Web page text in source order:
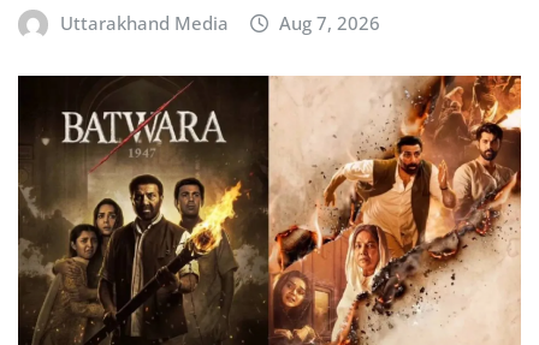
Uttarakhand Media Aug 7, 2026